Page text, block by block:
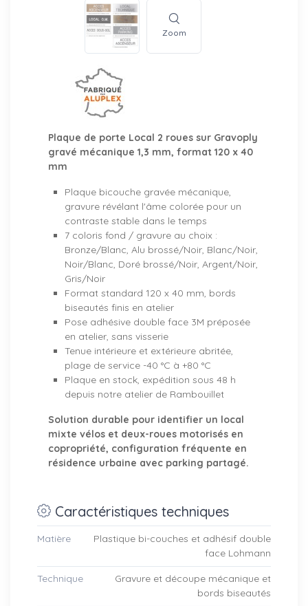
Zoom
Plaque de porte Local 2 roues sur Gravoply
gravé mécanique 1,3 mm, format 120 x 40
mm
Plaque bicouche gravée mécanique,
gravure révélant l'âme colorée pour un
contraste stable dans le temps
7 coloris fond / gravure au choix :
Bronze/Blanc, Alu brossé/Noir, Blanc/Noir,
Noir/Blanc, Doré brossé/Noir, Argent/Noir,
Gris/Noir
Format standard 120 x 40 mm, bords
biseautés finis en atelier
Pose adhésive double face 3M préposée
en atelier, sans visserie
Tenue intérieure et extérieure abritée,
plage de service -40 °C à +80 °C
Plaque en stock, expédition sous 48 h
depuis notre atelier de Rambouillet
Solution durable pour identifier un local
mixte vélos et deux-roues motorisés en
copropriété, configuration fréquente en
résidence urbaine avec parking partagé.
Caractéristiques techniques
Matière
Plastique bi-couches et adhésif double
face Lohmann
Technique
Gravure et découpe mécanique et
bords biseautés